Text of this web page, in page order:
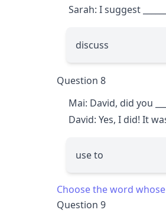
Sarah: I suggest
discuss
Question 8
Mai: David, did you
David: Yes, I did! It
use to
Choose the word
Question 9